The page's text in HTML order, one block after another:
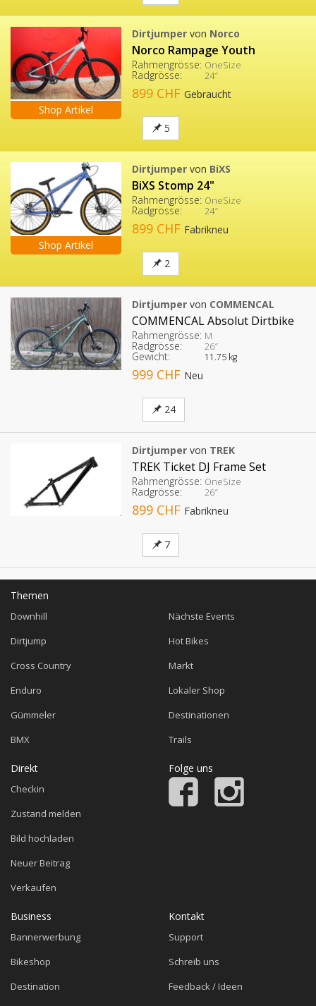
Shop Artikel
Dirtjumpervon Norco
Norco Rampage Youth
Rahmengrösse: OneSize
Radgrösse: 24″
899 CHF Gebraucht
5
Shop Artikel
Dirtjumpervon BiXS
BiXS Stomp 24"
Rahmengrösse: OneSize
Radgrösse: 24″
899 CHF Fabrikneu
2
Dirtjumpervon COMMENCAL
COMMENCAL Absolut Dirtbike
Rahmengrösse: M
Radgrösse: 26″
Gewicht: 11.75 kg
999 CHF Neu
24
Dirtjumpervon TREK
TREK Ticket DJ Frame Set
Rahmengrösse: OneSize
Radgrösse: 26″
899 CHF Fabrikneu
7
Themen
Downhill
Dirtjump
Cross Country
Enduro
Gümmeler
BMX
Nächste Events
Hot Bikes
Markt
Lokaler Shop
Destinationen
Trails
Direkt
Checkin
Zustand melden
Bild hochladen
Neuer Beitrag
Verkaufen
Folge uns
Business
Bannerwerbung
Bikeshop
Destination
Kontakt
Support
Schreib uns
Feedback / Ideen